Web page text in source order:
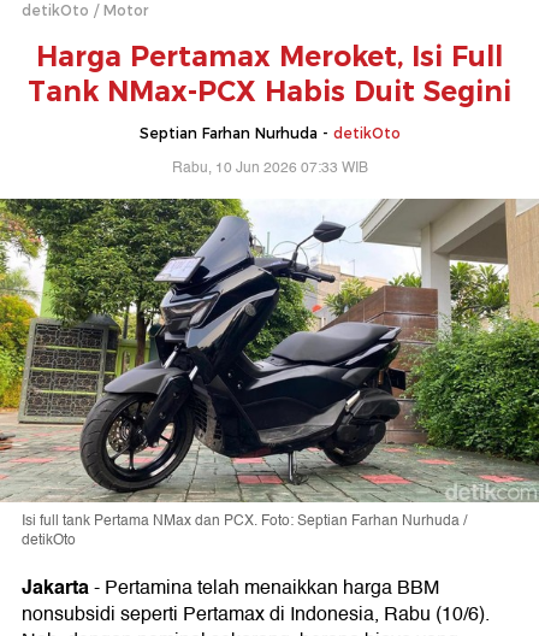
detikOto Motor
Harga Pertamax Meroket, Isi Full
Tank NMax-PCX Habis Duit Segini
Septian Farhan Nurhuda - detikOto
Rabu, 10 Jun 2026 07:33 WIB
Isi full tank Pertama NMax dan PCX. Foto: Septian Farhan Nurhuda /
detikOto
Jakarta-Pertamina telah menaikkan harga BBM
nonsubsidi seperti Pertamax di Indonesia, Rabu (10/6).